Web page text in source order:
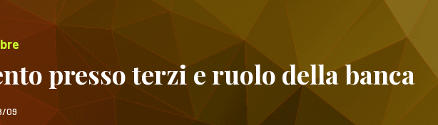
presso terzi e ruolo della banca
09
Cerca nel sito